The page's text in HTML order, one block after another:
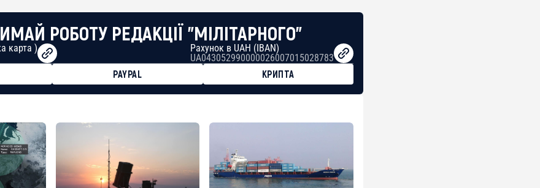
РОБОТУ РЕДАКЦІЇ "МІЛІТАРНОГО"
карта )
Рахунок в UAH (IBAN)
UA043052990000026007015028783
PAYPAL
КРИПТА